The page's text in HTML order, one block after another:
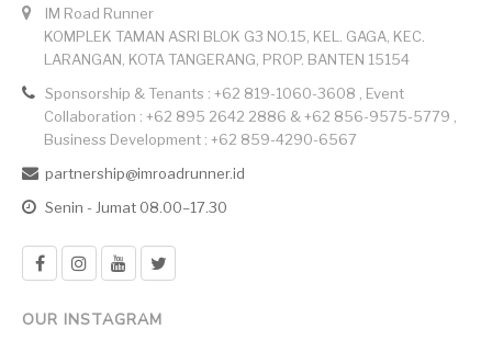
IM Road Runner
KOMPLEK TAMAN ASRI BLOK G3 NO.15, KEL. GAGA, KEC.
LARANGAN, KOTA TANGERANG, PROP. BANTEN 15154
Sponsorship & Tenants : +62 819-1060-3608 , Event
Collaboration : +62 895 2642 2886 & +62 856-9575-5779 ,
Business Development : +62 859-4290-6567
partnership@imroadrunner.id
Senin - Jumat 08.00–17.30
OUR INSTAGRAM